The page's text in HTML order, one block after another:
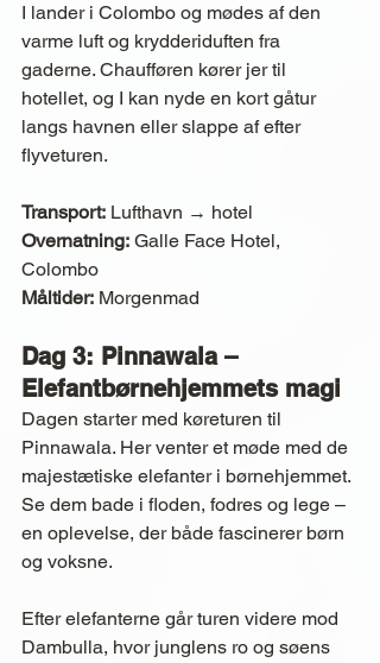
I lander i Colombo og mødes af den
varme luft og krydderiduften fra
gaderne. Chaufføren kører jer til
hotellet, og I kan nyde en kort gåtur
langs havnen eller slappe af efter
flyveturen.
Transport: Lufthavn → hotel
Overnatning: Galle Face Hotel,
Colombo
Måltider: Morgenmad
Dag 3: Pinnawala –
Elefantbørnehjemmets magi
Dagen starter med køreturen til
Pinnawala. Her venter et møde med de
majestætiske elefanter i børnehjemmet.
Se dem bade i floden, fodres og lege –
en oplevelse, der både fascinerer børn
og voksne.
Efter elefanterne går turen videre mod
Dambulla, hvor junglens ro og søens